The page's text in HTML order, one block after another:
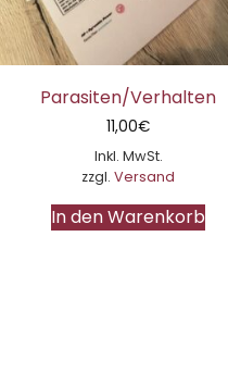
Parasiten/Verhalten
11,00€
Inkl. MwSt.
zzgl.Versand
In den Warenkorb